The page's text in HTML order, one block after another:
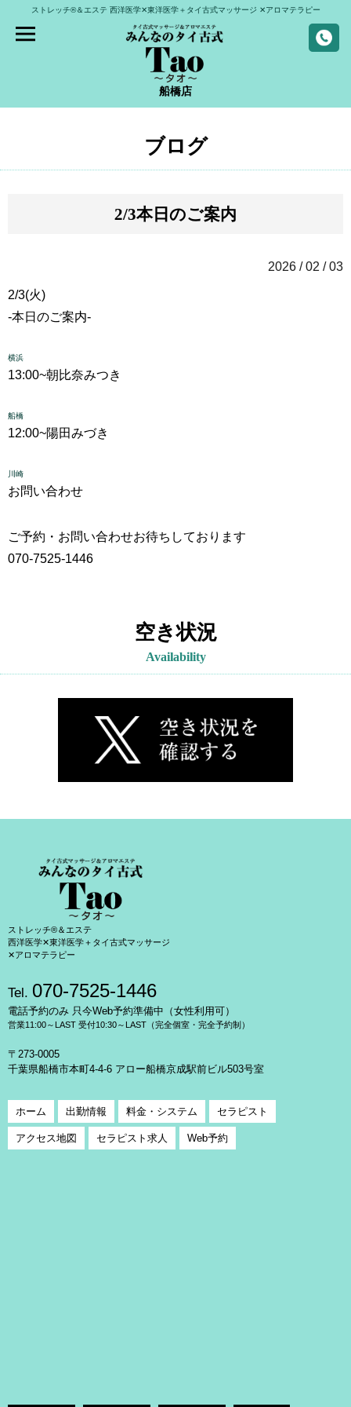
ストレッチ®＆エステ 西洋医学✕東洋医学＋タイ古式マッサージ ✕アロマテラピー
船橋店
ブログ
2/3本日のご案内
2026 / 02 / 03
2/3(火)
-本日のご案内-
横浜
13:00~朝比奈みつき
船橋
12:00~陽田みづき
川崎
お問い合わせ
ご予約・お問い合わせお待ちしております
070-7525-1446
空き状況
Availability
ストレッチ®＆エステ
西洋医学✕東洋医学＋タイ古式マッサージ
✕アロマテラピー
Tel. 070-7525-1446
電話予約のみ 只今Web予約準備中（女性利用可）
営業11:00～LAST 受付10:30～LAST（完全個室・完全予約制）
〒273-0005
千葉県船橋市本町4-4-6 アロー船橋京成駅前ビル503号室
ホーム 出勤情報 料金・システム セラピスト
アクセス地図 セラピスト求人 Web予約